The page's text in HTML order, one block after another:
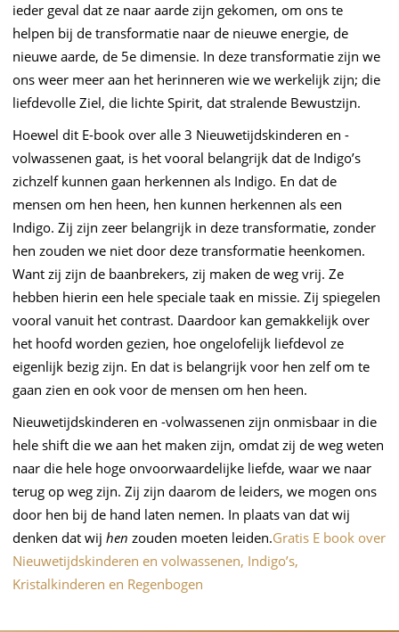
ieder geval dat ze naar aarde zijn gekomen, om ons te
helpen bij de transformatie naar de nieuwe energie, de
nieuwe aarde, de 5e dimensie. In deze transformatie zijn we
ons weer meer aan het herinneren wie we werkelijk zijn; die
liefdevolle Ziel, die lichte Spirit, dat stralende Bewustzijn.
Hoewel dit E-book over alle 3 Nieuwetijdskinderen en -
volwassenen gaat, is het vooral belangrijk dat de Indigo’s
zichzelf kunnen gaan herkennen als Indigo. En dat de
mensen om hen heen, hen kunnen herkennen als een
Indigo. Zij zijn zeer belangrijk in deze transformatie, zonder
hen zouden we niet door deze transformatie heenkomen.
Want zij zijn de baanbrekers, zij maken de weg vrij. Ze
hebben hierin een hele speciale taak en missie. Zij spiegelen
vooral vanuit het contrast. Daardoor kan gemakkelijk over
het hoofd worden gezien, hoe ongelofelijk liefdevol ze
eigenlijk bezig zijn. En dat is belangrijk voor hen zelf om te
gaan zien en ook voor de mensen om hen heen.
Nieuwetijdskinderen en -volwassenen zijn onmisbaar in die
hele shift die we aan het maken zijn, omdat zij de weg weten
naar die hele hoge onvoorwaardelijke liefde, waar we naar
terug op weg zijn. Zij zijn daarom de leiders, we mogen ons
door hen bij de hand laten nemen. In plaats van dat wij
denken dat wijhen zouden moeten leiden.Gratis E book over
Nieuwetijdskinderen en volwassenen, Indigo’s,
Kristalkinderen en Regenbogen